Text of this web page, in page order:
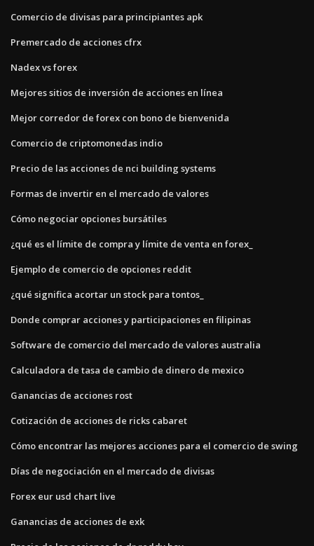
Comercio de divisas para principiantes apk
Premercado de acciones cfrx
Nadex vs forex
Mejores sitios de inversión de acciones en línea
Mejor corredor de forex con bono de bienvenida
Comercio de criptomonedas indio
Precio de las acciones de nci building systems
Formas de invertir en el mercado de valores
Cómo negociar opciones bursátiles
¿qué es el límite de compra y límite de venta en forex_
Ejemplo de comercio de opciones reddit
¿qué significa acortar un stock para tontos_
Donde comprar acciones y participaciones en filipinas
Software de comercio del mercado de valores australia
Calculadora de tasa de cambio de dinero de mexico
Ganancias de acciones rost
Cotización de acciones de ricks cabaret
Cómo encontrar las mejores acciones para el comercio de swing
Días de negociación en el mercado de divisas
Forex eur usd chart live
Ganancias de acciones de exk